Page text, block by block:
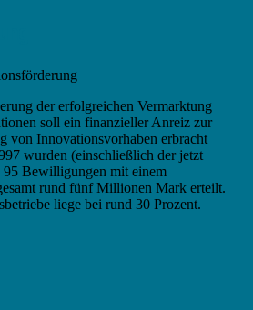
der erfolgreichen Vermarktung
soll ein finanzieller Anreiz zur
von Innovationsvorhaben erbracht
wurden (einschließlich der jetzt
95 Bewilligungen mit einem
rund fünf Millionen Mark erteilt.
liege bei rund 30 Prozent.